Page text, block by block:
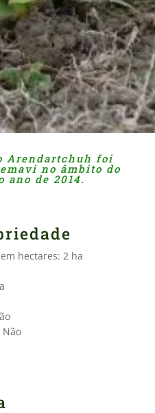
Arendartchuh foi
no âmbito do
ano de 2014.
hectares: 2 ha